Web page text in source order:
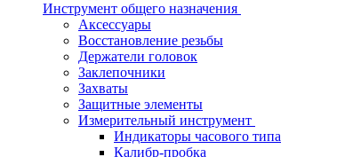
Инструмент общего назначения
Аксессуары
Восстановление резьбы
Держатели головок
Заклепочники
Захваты
Защитные элементы
Измерительный инструмент
Индикаторы часового типа
Калибр-пробка